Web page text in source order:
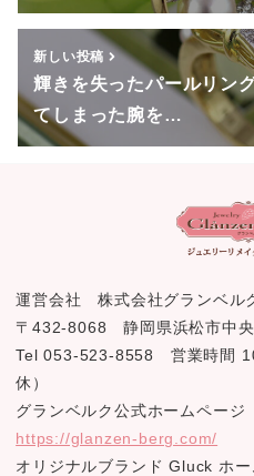
新しい投稿
輝きを失ったパールリン
てしまった腕を…
運営会社 株式会社グランベル
〒432-8068 静岡県浜松市中
Tel 053-523-8558 営業時間
休）
グランベルク公式ホームページ
https://glanzen-berg.com/
オリジナルブランド Gluck ホー